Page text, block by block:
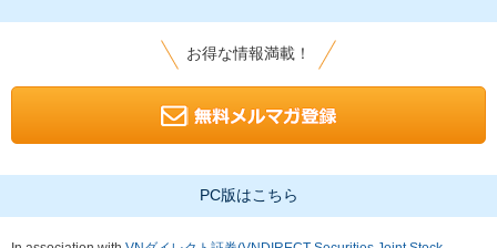
お得な情報満載！
PC版はこちら